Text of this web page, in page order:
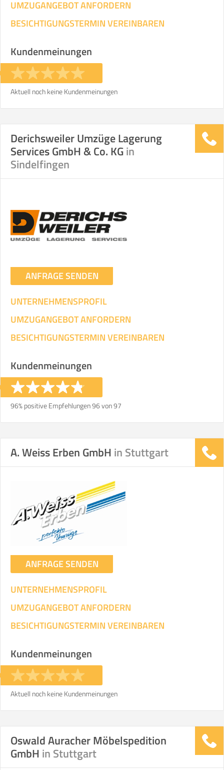
UMZUGANGEBOT ANFORDERN
BESICHTIGUNGSTERMIN VEREINBAREN
Kundenmeinungen
Aktuell noch keine Kundenmeinungen
Derichsweiler Umzüge Lagerung
Services GmbH & Co. KGin
Sindelfingen
ANFRAGE SENDEN
UNTERNEHMENSPROFIL
UMZUGANGEBOT ANFORDERN
BESICHTIGUNGSTERMIN VEREINBAREN
Kundenmeinungen
96% positive Empfehlungen 96 von 97
A. Weiss Erben GmbH in Stuttgart
ANFRAGE SENDEN
UNTERNEHMENSPROFIL
UMZUGANGEBOT ANFORDERN
BESICHTIGUNGSTERMIN VEREINBAREN
Kundenmeinungen
Aktuell noch keine Kundenmeinungen
Oswald Auracher Möbelspedition
GmbH in Stuttgart